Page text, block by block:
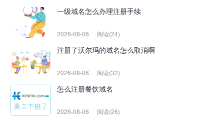
一级域名怎么办理注册手续
2026-08-06 阅读(24)
注册了沃尔玛的域名怎么取消啊
2026-08-06 阅读(32)
怎么注册餐饮域名
2026-08-06 阅读(26)